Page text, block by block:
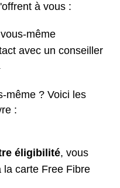
à vous :
même
avec un conseiller
même ? Voici les
:
éligibilité, vous
la carte Free Fibre